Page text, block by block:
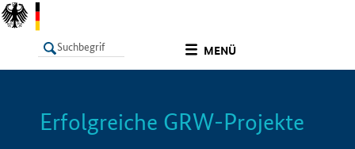
MENÜ
LISTE Info
Erfolgreiche GRW-Projekte